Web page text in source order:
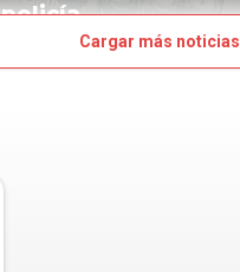
policía
Cargar más noticias